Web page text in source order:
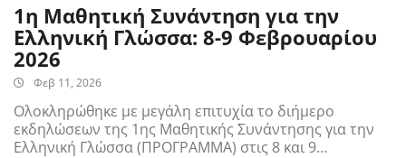
1η Μαθητική Συνάντηση για την
Ελληνική Γλώσσα: 8-9 Φεβρουαρίου
2026
Φεβ 11, 2026
Ολοκληρώθηκε με μεγάλη επιτυχία το διήμερο
εκδηλώσεων της 1ης Μαθητικής Συνάντησης για την
Ελληνική Γλώσσα (ΠΡΟΓΡΑΜΜΑ) στις 8 και 9…